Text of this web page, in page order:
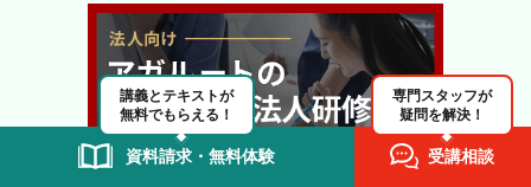
講義とテキストが
無料でもらえる！
資料請求・無料体験
専門スタッフが
疑問を解決！
受講相談